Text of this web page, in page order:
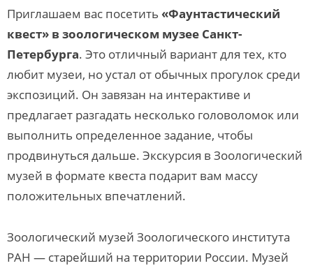
Приглашаем вас посетить «Фаунтастический
квест» в зоологическом музее Санкт-
Петербурга. Это отличный вариант для тех, кто
любит музеи, но устал от обычных прогулок среди
экспозиций. Он завязан на интерактиве и
предлагает разгадать несколько головоломок или
выполнить определенное задание, чтобы
продвинуться дальше. Экскурсия в Зоологический
музей в формате квеста подарит вам массу
положительных впечатлений.
Зоологический музей Зоологического института
РАН — старейший на территории России. Музей